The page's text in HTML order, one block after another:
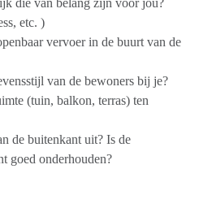
die van belang zijn voor jou?
etc. )
vervoer in de buurt van de
van de bewoners bij je?
(tuin, balkon, terras) ten
de buitenkant uit? Is de
goed onderhouden?